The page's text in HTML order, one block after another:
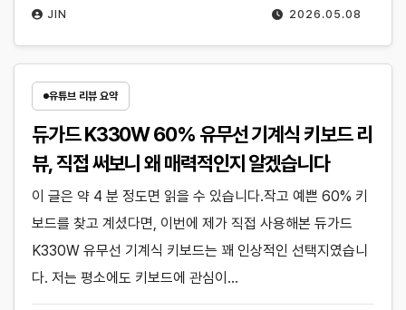
2026.05.08
JIN
유튜브 리뷰 요약
듀가드 K330W 60% 유무선 기계식 키보드 리
뷰, 직접 써보니 왜 매력적인지 알겠습니다
이 글은 약 4 분 정도면 읽을 수 있습니다.작고 예쁜 60% 키
보드를 찾고 계셨다면, 이번에 제가 직접 사용해본 듀가드
K330W 유무선 기계식 키보드는 꽤 인상적인 선택지였습니
다. 저는 평소에도 키보드에 관심이…